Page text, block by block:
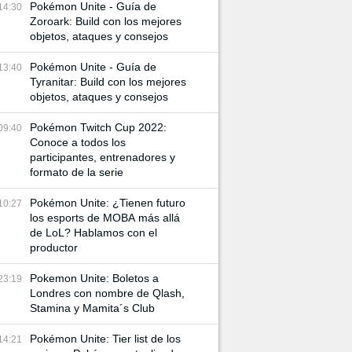
Pokémon Unite - Guía de
Zoroark: Build con los mejores
objetos, ataques y consejos
Pokémon Unite - Guía de
Tyranitar: Build con los mejores
objetos, ataques y consejos
Pokémon Twitch Cup 2022:
Conoce a todos los
participantes, entrenadores y
formato de la serie
Pokémon Unite: ¿Tienen futuro
los esports de MOBA más allá
de LoL? Hablamos con el
productor
Pokemon Unite: Boletos a
Londres con nombre de Qlash,
Stamina y Mamita´s Club
Pokémon Unite: Tier list de los